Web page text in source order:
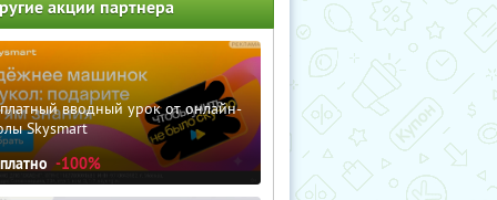
акции партнера
вводный урок от онлайн-
Skysmart
-100%